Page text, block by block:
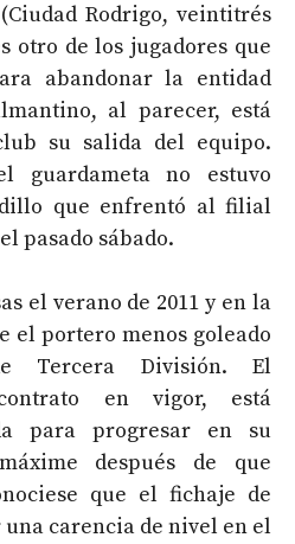
Rodrigo, veintitrés
otro de los jugadores que
abandonar la entidad
al parecer, está
su salida del equipo.
guardameta no estuvo
que enfrentó al filial
pasado sábado.
el verano de 2011 y en la
el portero menos goleado
Tercera División. El
en vigor, está
para progresar en su
después de que
que el fichaje de
carencia de nivel en el